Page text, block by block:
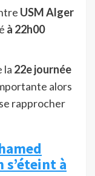
USM Alger
à 22h00
la 22e journée
alors
rapprocher
s’éteint à